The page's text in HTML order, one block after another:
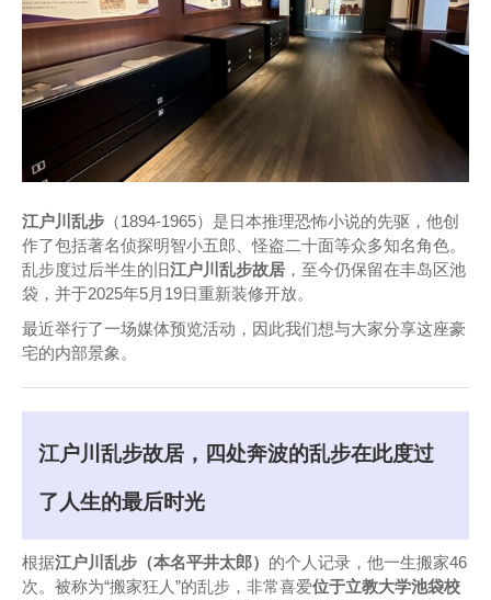
江户川乱步 （1894-1965）是日本推理恐怖小说的先驱，他创
作了包括著名侦探明智小五郎、怪盗二十面等众多知名角色。
乱步度过后半生的旧江户川乱步故居 ，至今仍保留在丰岛区池
袋，并于2025年5月19日重新装修开放。
最近举行了一场媒体预览活动，因此我们想与大家分享这座豪
宅的内部景象。
江户川乱步故居，四处奔波的乱步在此度过
了人生的最后时光
根据江户川乱步（本名平井太郎） 的个人记录，他一生搬家46
次。被称为“搬家狂人”的乱步，非常喜爱位于立教大学池袋校